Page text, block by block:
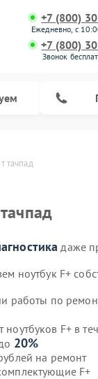
+7 (800)
Ежедневно, с
+7 (800)
Звонок
тачпад
даже
ноутбук F+
работы по
F+ в
20%
на ремонт
F+